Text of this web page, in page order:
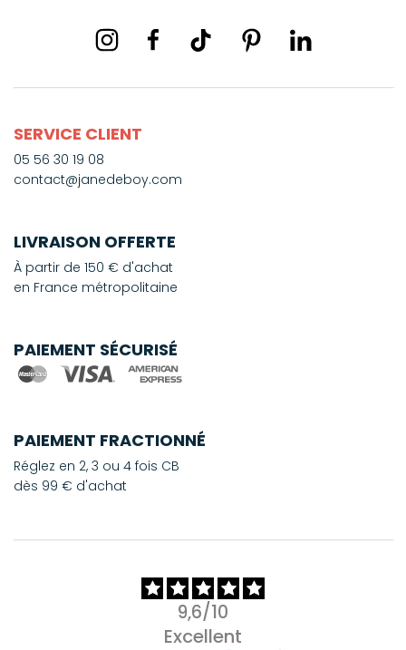
SERVICE CLIENT
05 56 30 19 08
contact@janedeboy.com
LIVRAISON OFFERTE
À partir de 150 € d'achat
en France métropolitaine
PAIEMENT SÉCURISÉ
PAIEMENT FRACTIONNÉ
Réglez en 2, 3 ou 4 fois CB
dès 99 € d'achat
9,6/10
Excellent